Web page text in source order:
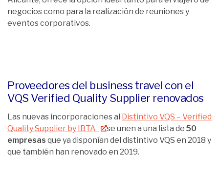
negocios como para la realización de reuniones y
eventos corporativos.
Proveedores del business travel con el
VQS Verified Quality Supplier renovados
Las nuevas incorporaciones al Distintivo VQS – Verified
Quality Supplier by IBTA
se unen a una lista de 50
empresas que ya disponían del distintivo VQS en 2018 y
que también han renovado en 2019.